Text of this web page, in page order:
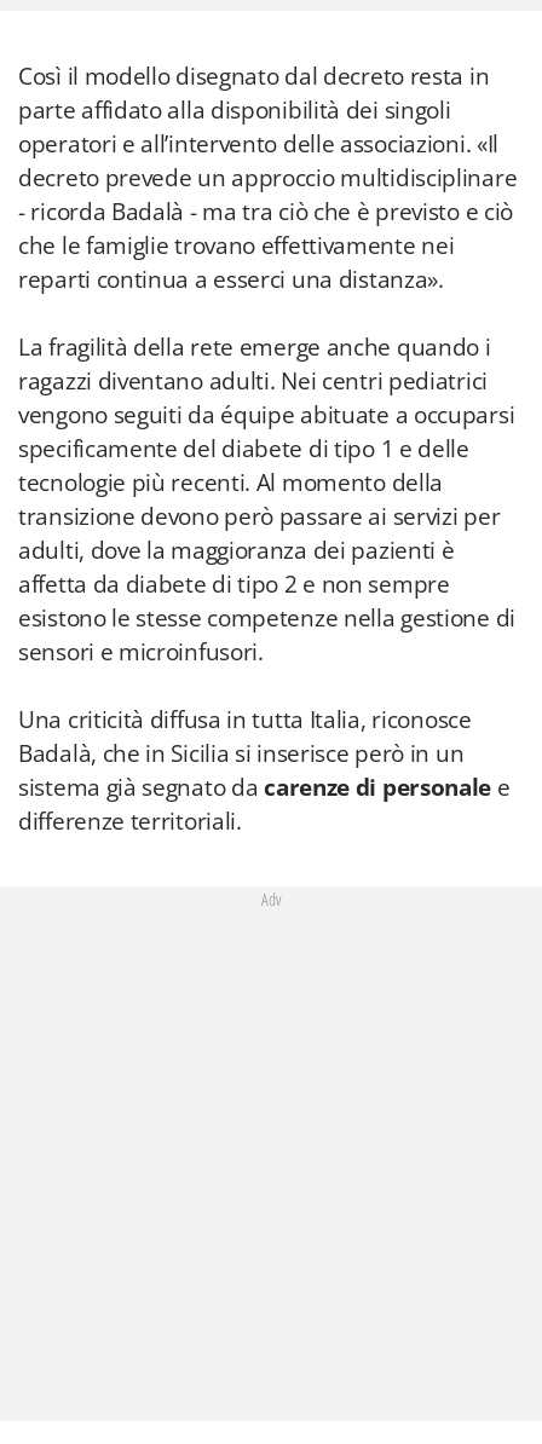
Così il modello disegnato dal decreto resta in
parte affidato alla disponibilità dei singoli
operatori e all’intervento delle associazioni. «Il
decreto prevede un approccio multidisciplinare
- ricorda Badalà - ma tra ciò che è previsto e ciò
che le famiglie trovano effettivamente nei
reparti continua a esserci una distanza».
La fragilità della rete emerge anche quando i
ragazzi diventano adulti. Nei centri pediatrici
vengono seguiti da équipe abituate a occuparsi
specificamente del diabete di tipo 1 e delle
tecnologie più recenti. Al momento della
transizione devono però passare ai servizi per
adulti, dove la maggioranza dei pazienti è
affetta da diabete di tipo 2 e non sempre
esistono le stesse competenze nella gestione di
sensori e microinfusori.
Una criticità diffusa in tutta Italia, riconosce
Badalà, che in Sicilia si inserisce però in un
sistema già segnato da carenze di personale e
differenze territoriali.
Adv